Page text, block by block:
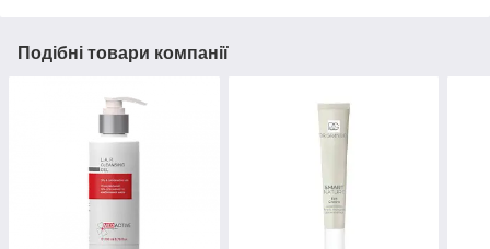
Подібні товари компанії